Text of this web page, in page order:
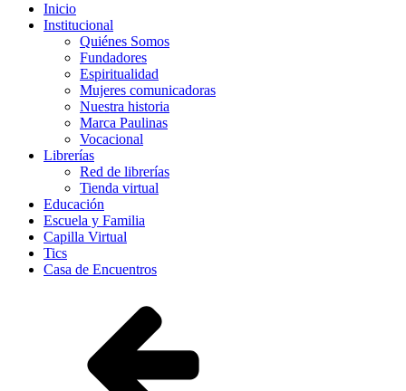
Inicio
Institucional
Quiénes Somos
Fundadores
Espiritualidad
Mujeres comunicadoras
Nuestra historia
Marca Paulinas
Vocacional
Librerías
Red de librerías
Tienda virtual
Educación
Escuela y Familia
Capilla Virtual
Tics
Casa de Encuentros